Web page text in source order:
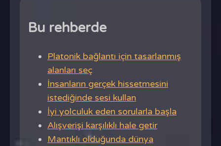
Bu rehberde
Platonik bağlantı için tasarlanmış
alanları seç
İnsanların gerçek hissetmesini
istediğinde sesi kullan
İyi yolculuk eden sorularla başla
Alışverişi karşılıklı hale getir
Mantıklı olduğunda dünya